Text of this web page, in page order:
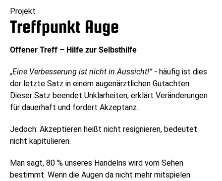
Projekt
Treffpunkt Auge
Offener Treff – Hilfe zur Selbsthilfe
„Eine Verbesserung ist nicht in Aussicht!“- häufig ist dies
der letzte Satz in einem augenärztlichen Gutachten.
Dieser Satz beendet Unklarheiten, erklärt Veränderungen
für dauerhaft und fordert Akzeptanz.
Jedoch: Akzeptieren heißt nicht resignieren, bedeutet
nicht kapitulieren.
Man sagt, 80 % unseres Handelns wird vom Sehen
bestimmt. Wenn die Augen da nicht mehr mitspielen